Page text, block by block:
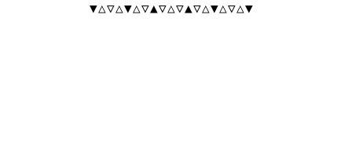
▼△▽△▼△▽▲▽△▽▲▽△▼△▽△▼